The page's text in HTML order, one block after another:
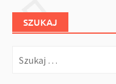
SZUKAJ